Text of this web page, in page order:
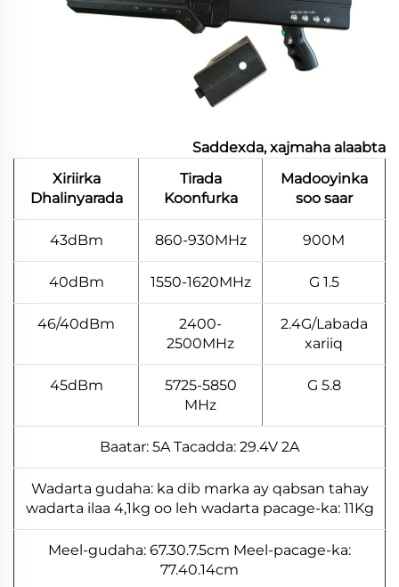
Saddexda, xajmaha alaabta
Madooyinka
soo saar
Tirada
Koonfurka
Xiriirka
Dhalinyarada
900M
860-930MHz
43dBm
1.5 G
1550-1620MHz
40dBm
2.4G/Labada
xariiq
2400-
2500MHz
46/40dBm
5.8 G
5725-5850
MHz
45dBm
Baatar: 5A Tacadda: 29.4V 2A
Wadarta gudaha: ka dib marka ay qabsan tahay
wadarta ilaa 4,1kg oo leh wadarta pacage-ka: 11Kg
Meel-gudaha: 67.30.7.5cm Meel-pacage-ka:
77.40.14cm